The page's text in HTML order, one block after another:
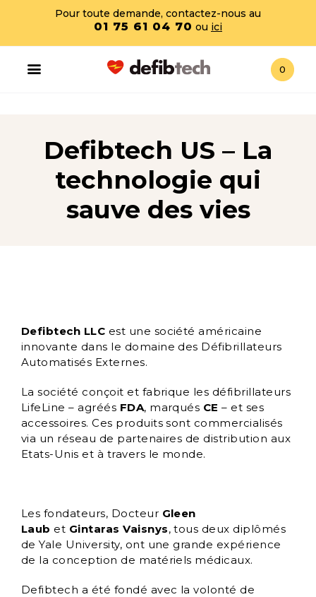
Pour toute demande, contactez-nous au
01 75 61 04 70 ou ici
0
Defibtech US – La
technologie qui
sauve des vies
Defibtech LLC est une société américaine
innovante dans le domaine des Défibrillateurs
Automatisés Externes.
La société conçoit et fabrique les défibrillateurs
LifeLine – agréés FDA, marqués CE – et ses
accessoires. Ces produits sont commercialisés
via un réseau de partenaires de distribution aux
Etats-Unis et à travers le monde.
Les fondateurs, Docteur Gleen
Laub et Gintaras Vaisnys, tous deux diplômés
de Yale University, ont une grande expérience
de la conception de matériels médicaux.
Defibtech a été fondé avec la volonté de